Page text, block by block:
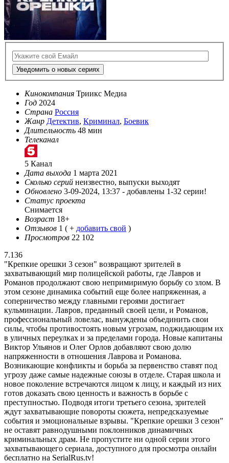
Уведомить о новых сериях
Кинокомпания Триикс Медиа
Год 2024
Страна Россия
Жанр Детектив, Криминал, Боевик
Длительность 48 мин
Телеканал
5 Канал
Дата выхода 1 марта 2021
Сколько серий неизвестно, выпуски выходят
Обновлено 3-09-2024, 13:37 - добавлены 1-32 серии!
Статус проекта
Снимается
Возраст 18+
Отзывов 1 ( + добавить свой )
Просмотров 22 102
7.136
"Крепкие орешки 3 сезон" возвращают зрителей в
захватывающий мир полицейской работы, где Лавров и
Романов продолжают свою непримиримую борьбу со злом. В
этом сезоне динамика событий еще более напряженная, а
соперничество между главными героями достигает
кульминации. Лавров, преданный своей цели, и Романов,
профессиональный ловелас, вынуждены объединить свои
силы, чтобы противостоять новым угрозам, поджидающим их
в уличных переулках и за пределами города. Новые капитаны
Виктор Ульянов и Олег Орлов добавляют свою долю
напряженности в отношения Лаврова и Романова.
Возникающие конфликты и борьба за первенство ставят под
угрозу даже самые надежные союзы в отделе. Старая школа и
новое поколение встречаются лицом к лицу, и каждый из них
готов доказать свою ценность и важность в борьбе с
преступностью. Подводя итоги третьего сезона, зрителей
ждут захватывающие повороты сюжета, непредсказуемые
события и эмоциональные взрывы. "Крепкие орешки 3 сезон"
не оставят равнодушными поклонников динамичных
криминальных драм. Не пропустите ни одной серии этого
захватывающего сериала, доступного для просмотра онлайн
бесплатно на SerialRus.tv!